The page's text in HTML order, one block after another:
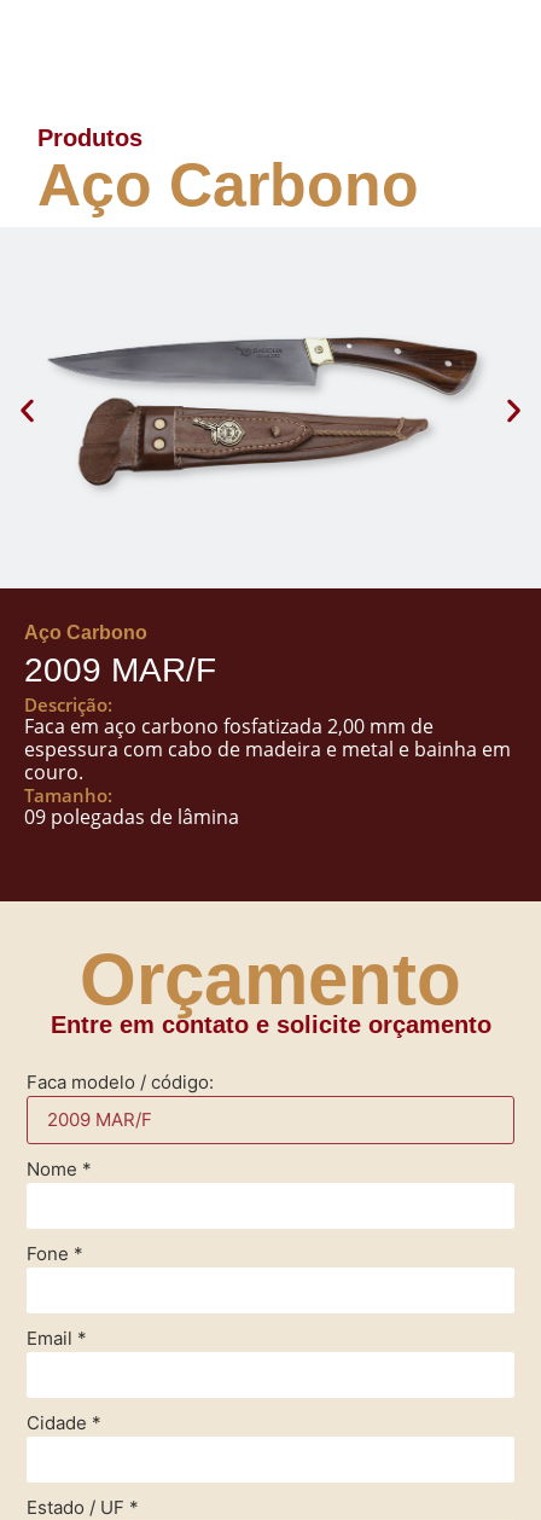
Produtos
Aço Carbono
Aço Carbono
2009 MAR/F
Descrição:
Faca em aço carbono fosfatizada 2,00 mm de
espessura com cabo de madeira e metal e bainha em
couro.
Tamanho:
09 polegadas de lâmina
Orçamento
Entre em contato e solicite orçamento
Faca modelo / código:
Nome *
Fone *
Email *
Cidade *
Estado / UF *